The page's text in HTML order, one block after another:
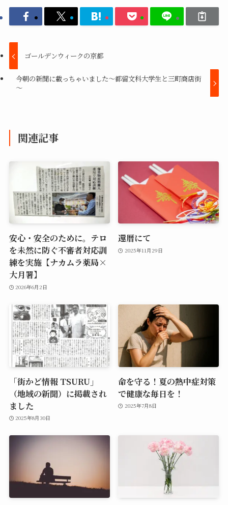
ゴールデンウィークの京都
今朝の新聞に載っちゃいました～都留文科大学生と三町商店街
～
関連記事
安心・安全のために。テロ
を未然に防ぐ不審者対応訓
練を実施【ナカムラ薬局×
大月署】
2026年6月2日
還暦にて
2025年11月29日
「街かど情報 TSURU」
（地域の新聞）に掲載され
ました
2025年8月30日
命を守る！夏の熱中症対策
で健康な毎日を！
2025年7月8日